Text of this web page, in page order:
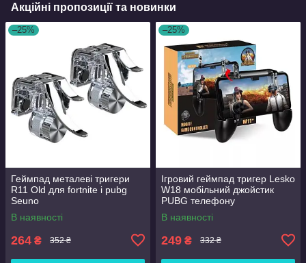
Акційні пропозиції та новинки
–25%
Геймпад металеві тригери
R11 Old для fortnite і pubg
Seuno
В наявності
264 ₴ 352 ₴
–25%
Ігровий геймпад тригер Lesko
W18 мобільний джойстик
PUBG телефону
В наявності
249 ₴ 332 ₴